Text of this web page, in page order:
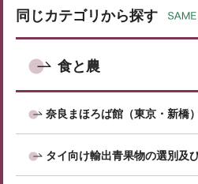
同じカテゴリから探す
食と農
奈良まほろば館（東京・新橋
タイ向け輸出青果物の選別及